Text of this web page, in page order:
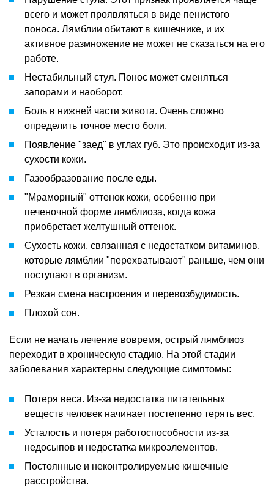
всего и может проявляться в виде пенистого
поноса. Лямблии обитают в кишечнике, и их
активное размножение не может не сказаться на его
работе.
Нестабильный стул. Понос может сменяться
запорами и наоборот.
Боль в нижней части живота. Очень сложно
определить точное место боли.
Появление "заед" в углах губ. Это происходит из-за
сухости кожи.
Газообразование после еды.
"Мраморный" оттенок кожи, особенно при
печеночной форме лямблиоза, когда кожа
приобретает желтушный оттенок.
Сухость кожи, связанная с недостатком витаминов,
которые лямблии "перехватывают" раньше, чем они
поступают в организм.
Резкая смена настроения и перевозбудимость.
Плохой сон.
Если не начать лечение вовремя, острый лямблиоз
переходит в хроническую стадию. На этой стадии
заболевания характерны следующие симптомы:
Потеря веса. Из-за недостатка питательных
веществ человек начинает постепенно терять вес.
Усталость и потеря работоспособности из-за
недосыпов и недостатка микроэлементов.
Постоянные и неконтролируемые кишечные
расстройства.